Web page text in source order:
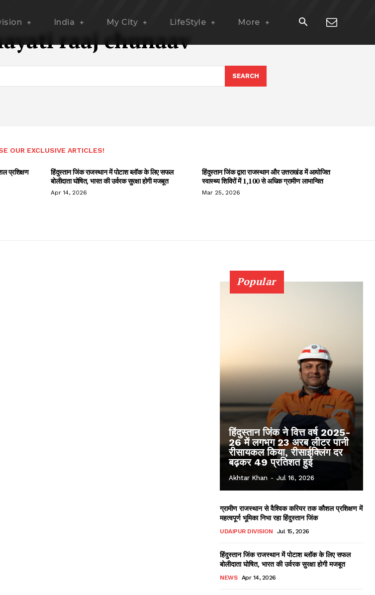
India My City LifeStyle More
raaj chunaav
SEARCH
OUR EXCLUSIVE ARTICLES!
प्रशिक्षण
हिंदुस्तान जिंक राजस्थान में पोटाश ब्लॉक के लिए सफल
बोलीदाता घोषित, भारत की उर्वरक सुरक्षा होगी मजबूत
Apr 14, 2026
हिंदुस्तान जिंक द्वारा राजस्थान और उत्तराखंड में आयोजित
स्वास्थ्य शिविरों में 1,100 से अधिक ग्रामीण लाभान्वित
Mar 25, 2026
Popular
हिंदुस्तान जिंक ने वित्त वर्ष 2025-
26 में लगभग 23 अरब लीटर पानी
रीसायकल किया, रीसाईक्लिंग दर
बढ़कर 49 प्रतिशत हुई
Akhtar Khan - Jul 16, 2026
ग्रामीण राजस्थान से वैश्विक करियर तक कौशल प्रशिक्षण में
महत्वपूर्ण भूमिका निभा रहा हिंदुस्तान जिंक
UDAIPUR DIVISION Jul 15, 2026
हिंदुस्तान जिंक राजस्थान में पोटाश ब्लॉक के लिए सफल
बोलीदाता घोषित, भारत की उर्वरक सुरक्षा होगी मजबूत
NEWS Apr 14, 2026